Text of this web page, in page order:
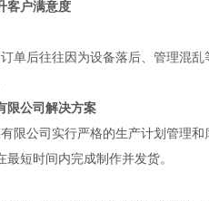
客户满意度
单后往往因为设备落后、管理混
限公司解决方案
限公司实行严格的生产计划管理
短时间内完成制作并发货。